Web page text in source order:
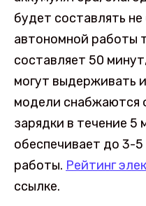
будет составлять
автономной работы
составляет 50
могут выдерживать
модели снабжаются
зарядки в течение 5
обеспечивает до 3-
работы. Рейтинг
ссылке.